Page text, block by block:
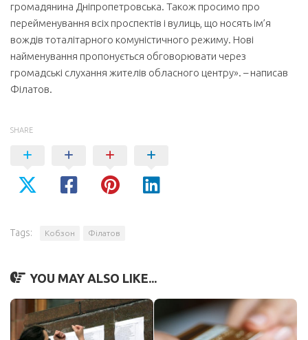
громадянина Дніпропетровська. Також просимо про
перейменування всіх проспектів і вулиць, що носять ім’я
вождів тоталітарного комуністичного режиму. Нові
найменування пропонується обговорювати через
громадські слухання жителів обласного центру». – написав
Філатов.
SHARE
Tags: Кобзон Філатов
YOU MAY ALSO LIKE...